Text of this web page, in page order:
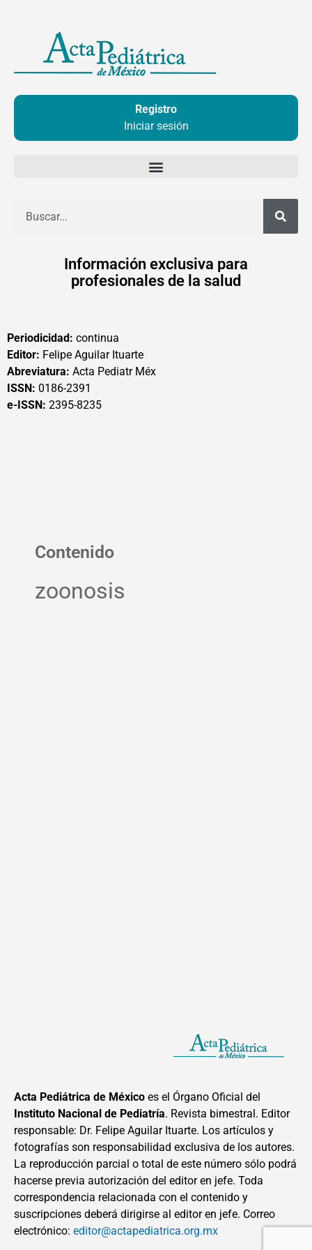
contenido
Registro
Iniciar sesión
Información exclusiva para
profesionales de la salud
Periodicidad: continua
Editor: Felipe Aguilar Ituarte
Abreviatura: Acta Pediatr Méx
ISSN: 0186-2391
e-ISSN: 2395-8235
Contenido
zoonosis
Acta Pediátrica de México es el Órgano Oficial del
Instituto Nacional de Pediatría. Revista bimestral. Editor
responsable: Dr. Felipe Aguilar Ituarte. Los artículos y
fotografías son responsabilidad exclusiva de los autores.
La reproducción parcial o total de este número sólo podrá
hacerse previa autorización del editor en jefe. Toda
correspondencia relacionada con el contenido y
suscripciones deberá dirigirse al editor en jefe. Correo
electrónico: editor@actapediatrica.org.mx